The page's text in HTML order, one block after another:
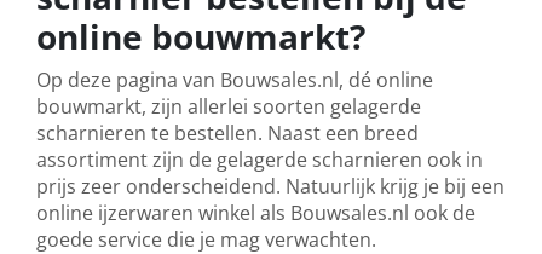
online bouwmarkt?
Op deze pagina van Bouwsales.nl, dé online
bouwmarkt, zijn allerlei soorten gelagerde
scharnieren te bestellen. Naast een breed
assortiment zijn de gelagerde scharnieren ook in
prijs zeer onderscheidend. Natuurlijk krijg je bij een
online ijzerwaren winkel als Bouwsales.nl ook de
goede service die je mag verwachten.